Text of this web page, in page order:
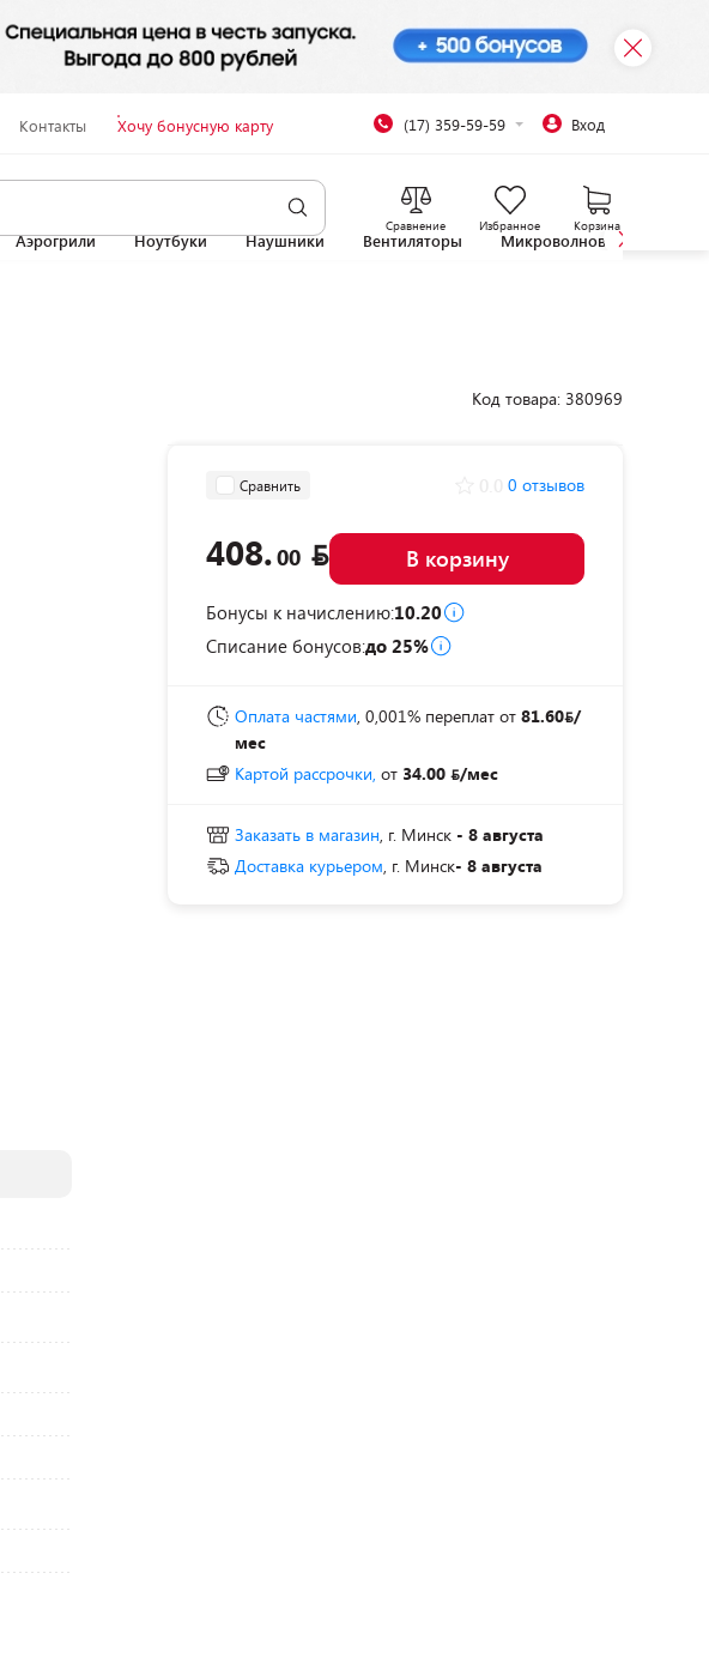
Контакты Хочу бонусную карту (17) 359-59-59 Вход
Сравнение Избранное Корзина
Аэрогрили Ноутбуки Наушники Вентиляторы Микроволновые печи
Код товара: 380969
Сравнить 0 отзывов
408.00 В корзину
Бонусы к начислению:10.20
Списание бонусов:до 25%
Оплата частями, 0,001% переплат от 81.60 /
мес
Картой рассрочки, от 34.00 /мес
Заказать в магазин, г. Минск - 8 августа
Доставка курьером, г. Минск- 8 августа